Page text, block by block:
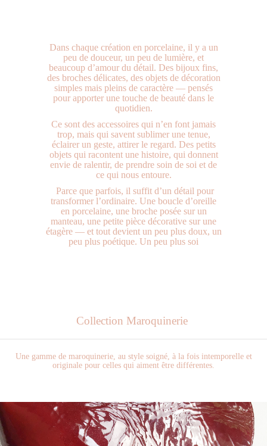
Dans chaque création en porcelaine, il y a un
peu de douceur, un peu de lumière, et
beaucoup d’amour du détail. Des bijoux fins,
des broches délicates, des objets de décoration
simples mais pleins de caractère — pensés
pour apporter une touche de beauté dans le
quotidien.
Ce sont des accessoires qui n’en font jamais
trop, mais qui savent sublimer une tenue,
éclairer un geste, attirer le regard. Des petits
objets qui racontent une histoire, qui donnent
envie de ralentir, de prendre soin de soi et de
ce qui nous entoure.
Parce que parfois, il suffit d’un détail pour
transformer l’ordinaire. Une boucle d’oreille
en porcelaine, une broche posée sur un
manteau, une petite pièce décorative sur une
étagère — et tout devient un peu plus doux, un
peu plus poétique. Un peu plus soi
Collection Maroquinerie
Une gamme de maroquinerie, au style soigné, à la fois intemporelle et
originale pour celles qui aiment être différentes.